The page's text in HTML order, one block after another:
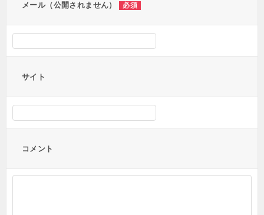
メール（公開されません） 必須
サイト
コメント